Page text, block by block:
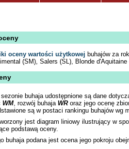
oceny wartości użytkowej buhajów za
(SM), Salers (SL), Blonde
buhaja udostępnione są dane
WM, rozwój buhaja WRoraz jego ocenę
są w postaci rankingu buhajów wg
jest diagram liniowy ilustrujący w
podstawą oceny.
buhaja podana jest ocena jego pokroju